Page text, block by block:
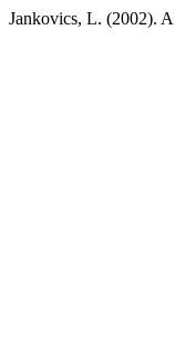
Jankovics, L. (2002).